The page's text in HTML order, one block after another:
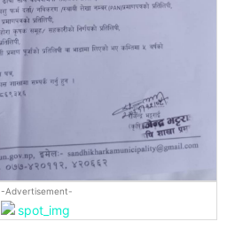
-Advertisement-